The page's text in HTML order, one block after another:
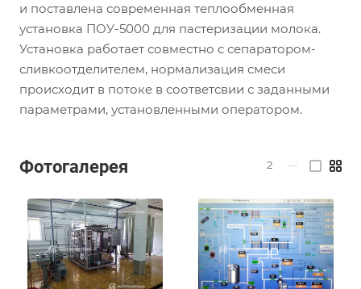
и поставлена современная теплообменная
установка ПОУ-5000 для пастеризации молока.
Установка работает совместно с сепаратором-
сливкоотделителем, нормализация смеси
происходит в потоке в соответсвии с заданными
параметрами, установленными оператором.
Фотогалерея 2 —